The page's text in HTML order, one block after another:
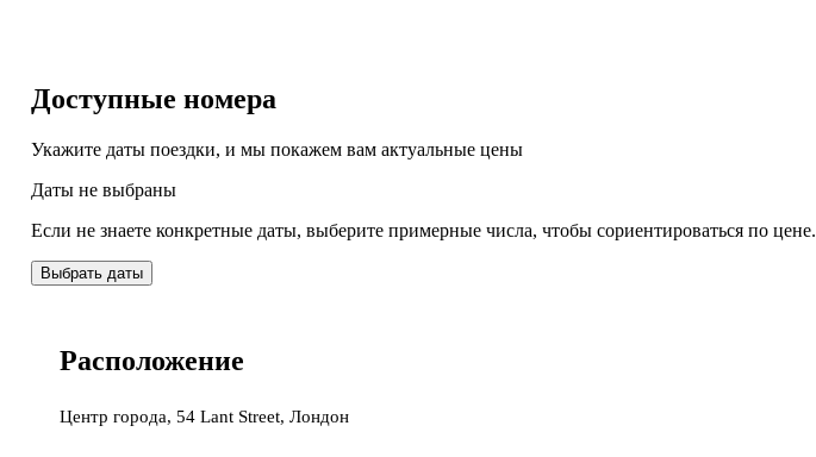
Доступные номера
Укажите даты поездки, и мы покажем вам актуальные цены
Даты не выбраны
Если не знаете конкретные даты, выберите примерные числа, чтобы сориентироваться по цене.
Выбрать даты
Расположение
Центр города, 54 Lant Street, Лондон